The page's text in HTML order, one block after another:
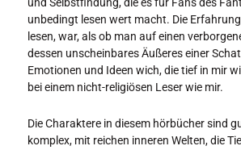
unbedingt lesen wert macht. Die
lesen, war, als ob man auf einen
dessen unscheinbares Äußeres einer
Emotionen und Ideen wich, die tief in mir
bei einem nicht-religiösen Leser wie mir.
Die Charaktere in diesem hörbücher sind
komplex, mit reichen inneren Welten, die